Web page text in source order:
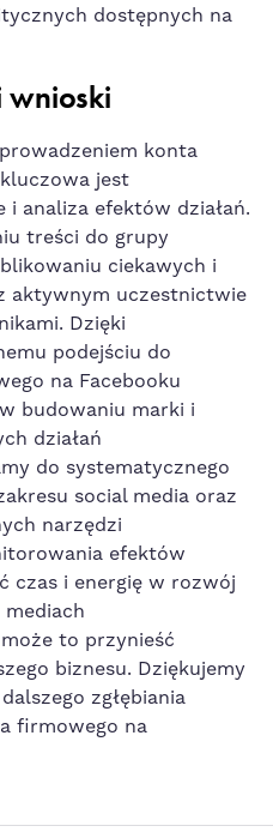
dostępnych na
wnioski
konta
jest
i analiza efektów działań.​
treści⁢ do grupy
ciekawych i
⁢aktywnym uczestnictwie
Dzięki
⁣podejściu do
‍na Facebooku
budowaniu⁢ marki i
działań‌
do systematycznego
social​ media oraz
narzędzi
efektów
czas i energię w⁢ rozwój
to przynieść
biznesu. Dziękujemy
zgłębiania
firmowego na